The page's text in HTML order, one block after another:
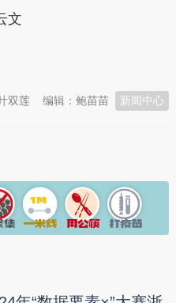
文
新闻中心
编辑：鲍苗苗
双莲